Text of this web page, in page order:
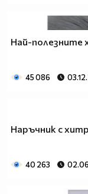
Най-полезните
45 086
Наръчник с
40 263